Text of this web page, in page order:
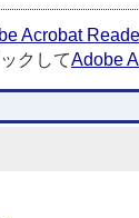
Acrobat
クしてAdobe